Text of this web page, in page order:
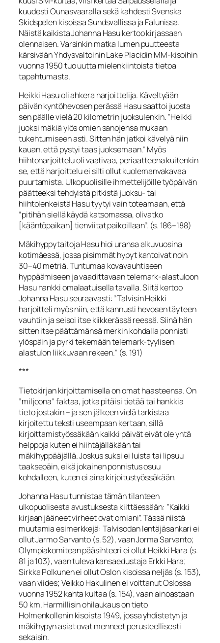
kuudesti Ounasvaaralla sekä kahdesti Svenska
Skidspelen kisoissa Sundsvallissa ja Falunissa.
Näistä kaikista Johanna Hasu kertoo kirjassaan
olennaisen. Varsinkin matka lumen puutteesta
kärsivään Yhdysvaltoihin Lake Placidin MM-kisoihin
vuonna 1950 tuo uutta mielenkiintoista tietoa
tapahtumasta.
Heikki Hasu oli ahkera harjoittelija. Käveltyään
päivän kyntöhevosen perässä Hasu saattoi juosta
sen päälle vielä 20 kilometrin juoksulenkin. ”Heikki
juoksi mäkiä ylös omien sanojensa mukaan
tukehtumiseen asti. Sitten hän jatkoi kävelyä niin
kauan, että pystyi taas juoksemaan.” Myös
hiihtoharjoittelu oli vaativaa, periaatteena kuitenkin
se, että harjoittelu ei silti ollut kuolemanvakavaa
puurtamista. Ulkopuolisille ihmettelijöille työpäivän
päätteeksi tehdyistä pitkistä juoksu- tai
hiihtolenkeistä Hasu tyytyi vain toteamaan, että
”pitihän siellä käydä katsomassa, olivatko
[kääntöpaikan] tienviitat paikoillaan”. (s. 186–188)
Mäkihyppytaitoja Hasu hioi uransa alkuvuosina
kotimäessä, jossa pisimmät hypyt kantoivat noin
30–40 metriä. Tuntumaa kovavauhtiseen
hyppäämiseen ja vaadittavaan telemark-alastuloon
Hasu hankki omalaatuisella tavalla. Siitä kertoo
Johanna Hasu seuraavasti: ”Talvisin Heikki
harjoitteli myös niin, että kannusti hevosen täyteen
vauhtiin ja seisoi itse kiikkerässä reessä. Siinä hän
sitten itse päättämänsä merkin kohdalla ponnisti
ylöspäin ja pyrki tekemään telemark-tyylisen
alastulon liikkuvaan rekeen.” (s. 191)
***
Tietokirjan kirjoittamisella on omat haasteensa. On
”miljoona” faktaa, jotka pitäisi tietää tai hankkia
tieto jostakin – ja sen jälkeen vielä tarkistaa
kirjoitettu teksti useampaan kertaan, sillä
kirjoittamistyössäkään kaikki päivät eivät ole yhtä
helppoja kuten ei hiihtäjälläkään tai
mäkihyppääjällä. Joskus suksi ei luista tai lipsuu
taaksepäin, eikä jokainen ponnistus osuu
kohdalleen, kuten ei aina kirjoitustyössäkään.
Johanna Hasu tunnistaa tämän tilanteen
ulkopuolisesta avustuksesta kiittäessään: ”Kaikki
kirjaan jääneet virheet ovat omiani”. Tässä niistä
muutamia esimerkkejä: Talvisodan lentäjäsankari ei
ollut Jarmo Sarvanto (s. 52), vaan Jorma Sarvanto;
Olympiakomitean pääsihteeri ei ollut Heikki Hara (s.
81 ja 103), vaan tuleva kansaedustaja Erkki Hara;
Sirkka Polkunen ei ollut Oslon kisoissa neljäs (s. 153),
vaan viides; Veikko Hakulinen ei voittanut Oslossa
vuonna 1952 kahta kultaa (s. 154), vaan ainoastaan
50 km. Harmillisin ohilaukaus on tieto
Holmenkollenin kisoista 1949, jossa yhdistetyn ja
mäkihypyn asiat ovat menneet perusteellisesti
sekaisin.